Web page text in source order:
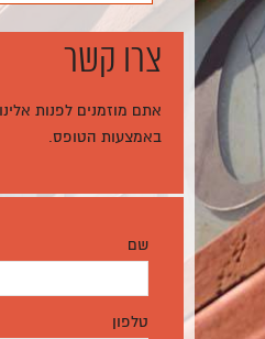
צרו קשר
אתם מוזמנים לפנות
באמצעות הטופס.
שם
טלפון